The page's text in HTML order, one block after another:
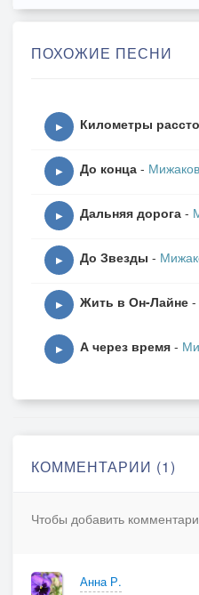
ПОХОЖИЕ ПЕСНИ
▶ Километры
▶ До конца -
▶ Дальняя дорога -
▶ До Звезды -
▶ Жить в Он-Лайне -
▶ А через время -
КОММЕНТАРИИ (1)
Чтобы добавить
Анна Р.